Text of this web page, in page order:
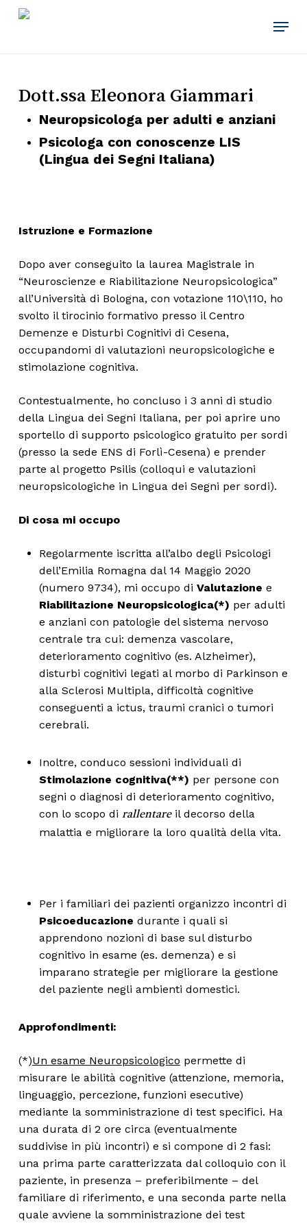
Skip
Menu
Dott.ssa Eleonora Giammari
Neuropsicologa per adulti e anziani
Psicologa con conoscenze LIS
(Lingua dei Segni Italiana)
Istruzione e Formazione
Dopo aver conseguito la laurea Magistrale in
“Neuroscienze e Riabilitazione Neuropsicologica”
all’Università di Bologna, con votazione 110\110, ho
svolto il tirocinio formativo presso il Centro
Demenze e Disturbi Cognitivi di Cesena,
occupandomi di valutazioni neuropsicologiche e
stimolazione cognitiva.
Contestualmente, ho concluso i 3 anni di studio
della Lingua dei Segni Italiana, per poi aprire uno
sportello di supporto psicologico gratuito per sordi
(presso la sede ENS di Forlì-Cesena) e prender
parte al progetto Psilis (colloqui e valutazioni
neuropsicologiche in Lingua dei Segni per sordi).
Di cosa mi occupo
Regolarmente iscritta all’albo degli Psicologi
dell’Emilia Romagna dal 14 Maggio 2020
(numero 9734), mi occupo di Valutazione e
Riabilitazione Neuropsicologica(*) per adulti
e anziani con patologie del sistema nervoso
centrale tra cui: demenza vascolare,
deterioramento cognitivo (es. Alzheimer),
disturbi cognitivi legati al morbo di Parkinson e
alla Sclerosi Multipla, difficoltà cognitive
conseguenti a ictus, traumi cranici o tumori
cerebrali.
Inoltre, conduco sessioni individuali di
Stimolazione cognitiva(**) per persone con
segni o diagnosi di deterioramento cognitivo,
con lo scopo di rallentareil decorso della
malattia e migliorare la loro qualità della vita.
Per i familiari dei pazienti organizzo incontri di
Psicoeducazione durante i quali si
apprendono nozioni di base sul disturbo
cognitivo in esame (es. demenza) e si
imparano strategie per migliorare la gestione
del paziente negli ambienti domestici.
Approfondimenti:
(*)Un esame Neuropsicologico permette di
misurare le abilità cognitive (attenzione, memoria,
linguaggio, percezione, funzioni esecutive)
mediante la somministrazione di test specifici. Ha
una durata di 2 ore circa (eventualmente
suddivise in più incontri) e si compone di 2 fasi:
una prima parte caratterizzata dal colloquio con il
paziente, in presenza – preferibilmente – del
familiare di riferimento, e una seconda parte nella
quale avviene la somministrazione dei test